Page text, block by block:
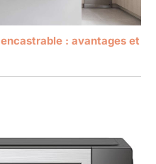
: avantages et